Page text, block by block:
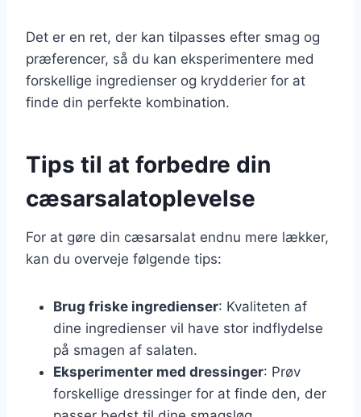
Det er en ret, der kan tilpasses efter smag og
præferencer, så du kan eksperimentere med
forskellige ingredienser og krydderier for at
finde din perfekte kombination.
Tips til at forbedre din
cæsarsalatoplevelse
For at gøre din cæsarsalat endnu mere lækker,
kan du overveje følgende tips:
Brug friske ingredienser: Kvaliteten af
dine ingredienser vil have stor indflydelse
på smagen af salaten.
Eksperimenter med dressinger: Prøv
forskellige dressinger for at finde den, der